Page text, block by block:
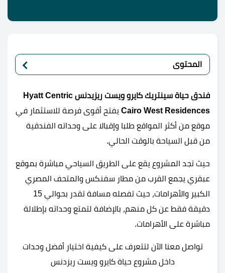
المحتوى
فندق حياة سينتريك كايرو ويست ريزيدنس Hyatt Centric
Cairo West Residences يفتح أقوى فرصة للاستثمار في
موقع من أكثر المواقع طلبا وإقبالا على وحداته الفندقية
من قبل السياحة بالوقت الحالي.
حيث تجد المشروع يقع على الطريق السياحي مباشرة بموقع
عبقري يجمع القرب من مطار سفنكس والمتحف المصري
الكبير والأهرامات، حيث تفصله مسافة تقدر بحوالي 15
دقيقة فقط عن كل منهم، بالإضافة لتمتع وحداته بإطلالة
مباشرة على الأهرامات.
تواصل معنا الآن لتتعرف على كيفية اختيار أفضل وحدات
داخل مشروع حياة كايرو ويست ريزدنس